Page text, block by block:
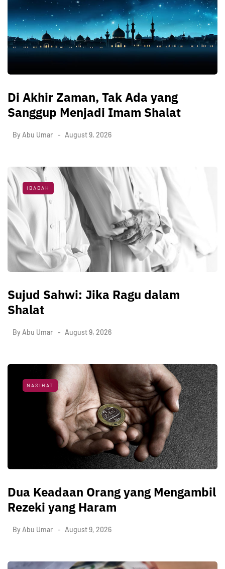
Di Akhir Zaman, Tak Ada yang
Sanggup Menjadi Imam Shalat
By Abu Umar August 9, 2026
IBADAH
Sujud Sahwi: Jika Ragu dalam
Shalat
By Abu Umar August 9, 2026
NASIHAT
Dua Keadaan Orang yang Mengambil
Rezeki yang Haram
By Abu Umar August 9, 2026